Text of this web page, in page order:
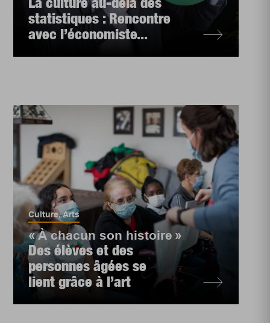
statistiques : Rencontre
avec l’économiste...
Culture,Arts
« À chacun son histoire »
Des élèves et des
personnes âgées se
lient grâce à l’art